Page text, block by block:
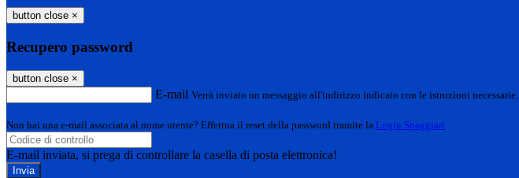
button close ×
Recupero password
button close ×
E-mail Verrà inviato un messaggio all'indirizzo indicato con le istruzioni necessarie.
Non hai una e-mail associata al nome utente? Effettua il reset della password tramite la Login Spaggiari
E-mail inviata, si prega di controllare la casella di posta elettronica!